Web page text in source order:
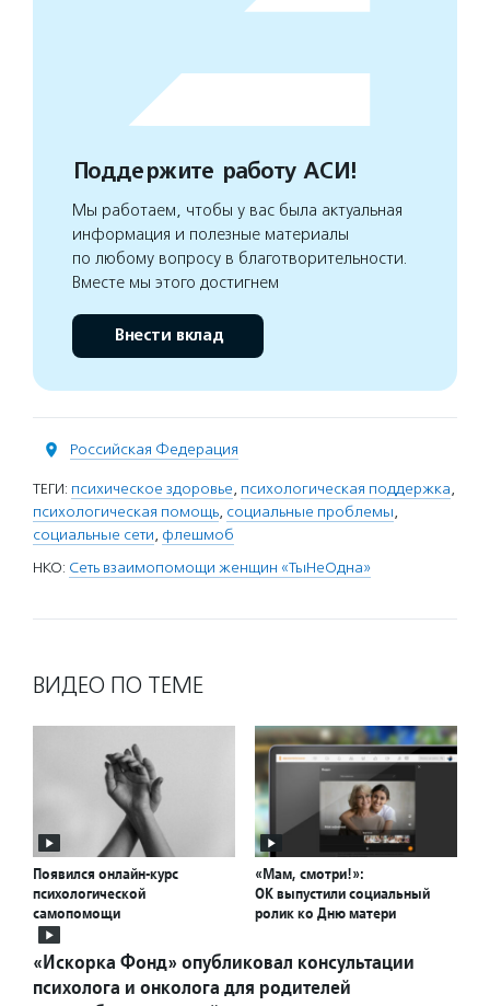
Поддержите работу АСИ!
Мы работаем, чтобы у вас была актуальная
информация и полезные материалы
по любому вопросу в благотворительности.
Вместе мы этого достигнем
Внести вклад
Российская Федерация
ТЕГИ: психическое здоровье, психологическая поддержка,
психологическая помощь, социальные проблемы,
социальные сети, флешмоб
НКО: Сеть взаимопомощи женщин «ТыНеОдна»
ВИДЕО ПО ТЕМЕ
Появился онлайн-курс
психологической
самопомощи
«Мам, смотри!»:
ОК выпустили социальный
ролик ко Дню матери
«Искорка Фонд» опубликовал консультации
психолога и онколога для родителей